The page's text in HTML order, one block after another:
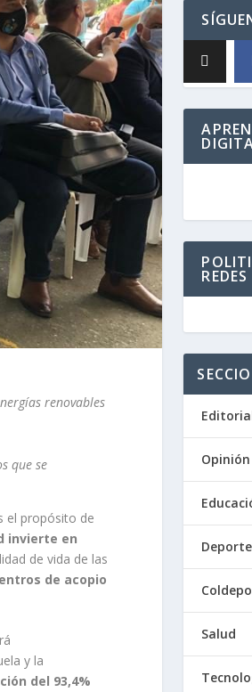
renovables
que se
el propósito de
invierte en
de vida de las
de acopio
y la
del 93,4%
REDES
Opinión
Salud